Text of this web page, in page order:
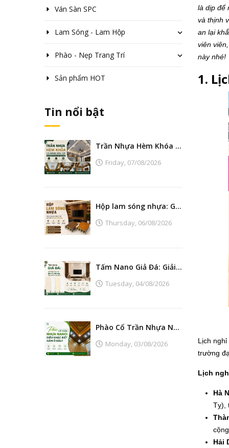
là dịp để
và thịnh
an lại
viên
này nhé!
1.
Lịch
trường
Lịch
Hà
Tỵ),
Hải
Ván Sàn SPC
Lam Sóng - Lam Hộp
Phào - Nẹp Trang Trí
Sản phẩm HOT
Tin nổi bật
Trần Nhựa Hèm Khóa Có Đáng Đầu Tư? Góc Nhìn Từ Nhà Máy Sản Xuất
Friday, 07/08/2026
Hộp lam sóng nhựa: Giải pháp tạo điểm nhấn nội thất hiện đại, bền đẹp
Thursday, 06/08/2026
Tấm Nano Giả Đá: Giải Pháp Thay Thế Đá Tự Nhiên Đẹp, Bền Và Tiết Kiệm
Tuesday, 04/08/2026
Phào Cổ Trần Nhựa Nano: Điều Khác Biệt Nằm Ở Đâu?
Monday, 03/08/2026